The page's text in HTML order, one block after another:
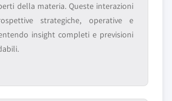
della materia. Queste interazioni
strategiche, operative e
insight completi e previsioni